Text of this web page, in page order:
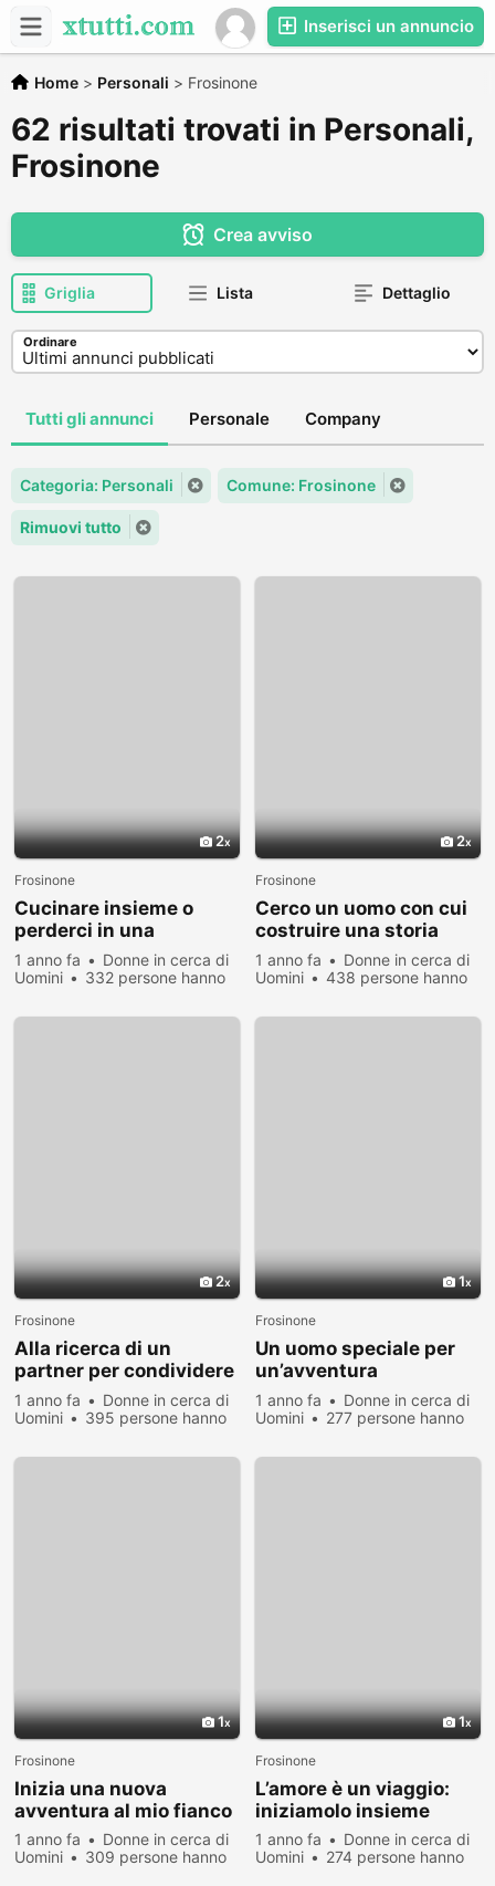
Inserisci un annuncio
Home > Personali > Frosinone
62 risultati trovati in Personali,
Frosinone
Crea avviso
Griglia Lista Dettaglio
Ordinare
Tutti gli annunci Personale Company
Categoria: Personali Comune: Frosinone
Rimuovi tutto
2
Frosinone
Cucinare insieme o
perderci in una
conversazione?
1 anno fa
Donne in cerca di
Uomini
332 persone hanno
2
Frosinone
Cerco un uomo con cui
costruire una storia
unica
1 anno fa
Donne in cerca di
Uomini
438 persone hanno
2
Frosinone
Alla ricerca di un
partner per condividere
felicità e sogni
1 anno fa
Donne in cerca di
Uomini
395 persone hanno
1
Frosinone
Un uomo speciale per
un’avventura
emozionante
1 anno fa
Donne in cerca di
Uomini
277 persone hanno
1
Frosinone
Inizia una nuova
avventura al mio fianco
1 anno fa
Donne in cerca di
Uomini
309 persone hanno
1
Frosinone
L’amore è un viaggio:
iniziamolo insieme
1 anno fa
Donne in cerca di
Uomini
274 persone hanno